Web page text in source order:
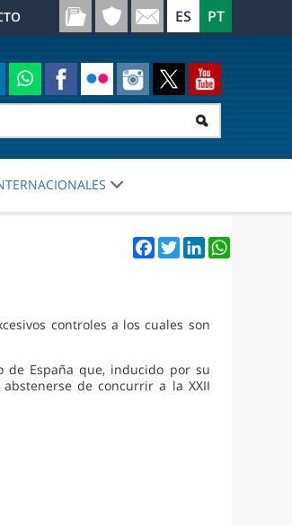
Facebook
TwitterLinkedInWhatsApp
controles a los cuales son
de España que, inducido por su
de concurrir a la XXII